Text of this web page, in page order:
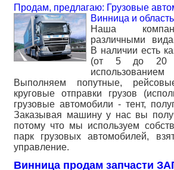
Продам, предлагаю: Грузовые
Винница и область
Наша
различными
В наличии есть
(от 5 до 20
Выполняем попутные,
круговые отправки грузов
грузовые автомобили - тент,
Заказывая машину у нас вы
потому что мы используем
парк грузовых автомобилей,
управление.
Винница продам запчасти